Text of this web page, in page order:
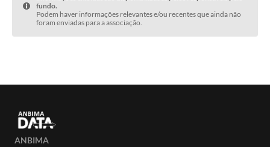
fundo.
Podem haver informações relevantes e/ou recentes que ainda não
foram enviadas para a associação.
ANBIMA